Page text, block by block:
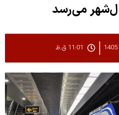
می‌رسد
11:01 ق.ظ